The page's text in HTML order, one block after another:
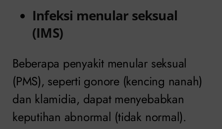
Infeksi menular seksual
(IMS)
Beberapa penyakit menular seksual
(PMS), seperti gonore (kencing nanah)
dan klamidia, dapat menyebabkan
keputihan abnormal (tidak normal).